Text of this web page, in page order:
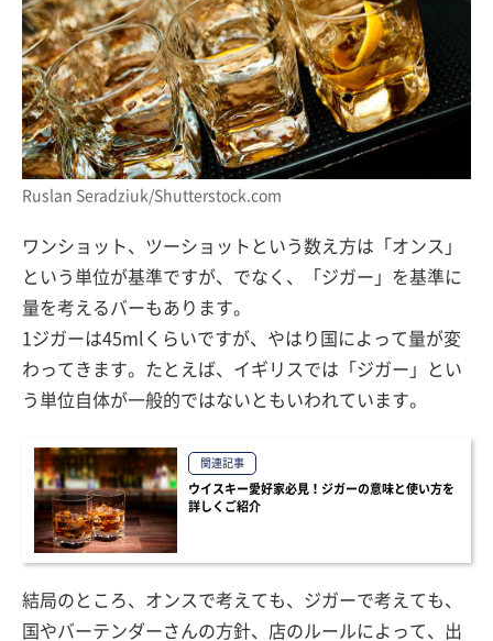
Ruslan Seradziuk/Shutterstock.com
ワンショット、ツーショットという数え方は「オンス」
という単位が基準ですが、でなく、「ジガー」を基準に
量を考えるバーもあります。
1ジガーは45mlくらいですが、やはり国によって量が変
わってきます。たとえば、イギリスでは「ジガー」とい
う単位自体が一般的ではないともいわれています。
関連記事
ウイスキー愛好家必見！ジガーの意味と使い方を
詳しくご紹介
結局のところ、オンスで考えても、ジガーで考えても、
国やバーテンダーさんの方針、店のルールによって、出